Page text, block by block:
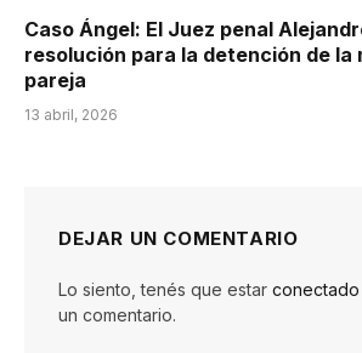
Caso Ángel: El Juez penal
resolución para la detención de la
pareja
13 abril, 2026
DEJAR UN COMENTARIO
Lo siento, tenés que estar conectado
un comentario.